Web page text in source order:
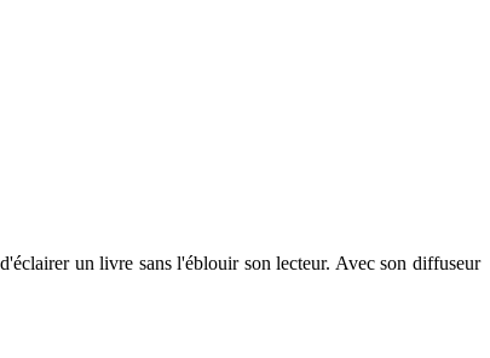
un livre sans l'éblouir son lecteur. Avec son diffuseur